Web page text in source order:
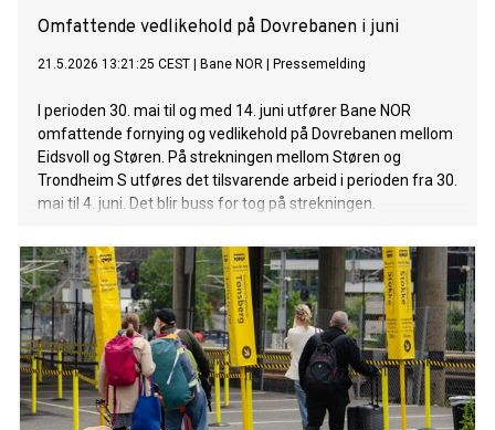
Omfattende vedlikehold på Dovrebanen i juni
21.5.2026 13:21:25 CEST Bane NOR Pressemelding
I perioden 30. mai til og med 14. juni utfører Bane NOR
omfattende fornying og vedlikehold på Dovrebanen mellom
Eidsvoll og Støren. På strekningen mellom Støren og
Trondheim S utføres det tilsvarende arbeid i perioden fra 30.
mai til 4. juni. Det blir buss for tog på strekningen.